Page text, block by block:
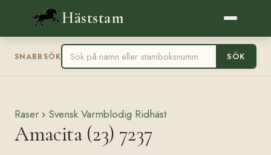
Häststam
SNABBSÖK SÖK
Raser › Svensk Varmblodig Ridhäst
Amacita (23) 7237